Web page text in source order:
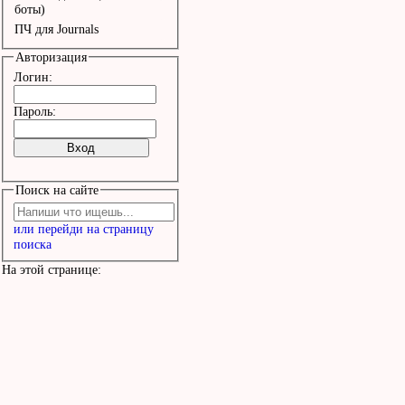
льдины,
Ледяные губы
Месяц невесел, смотрел
глазами
Не зря ты.
Что-то случилось, мне
ты уезжаешь
Куда-то.
боты)
ПЧ для Journals
Авторизация
Логин:
Пароль:
Поиск на сайте
или перейди на страницу
поиска
На этой странице: